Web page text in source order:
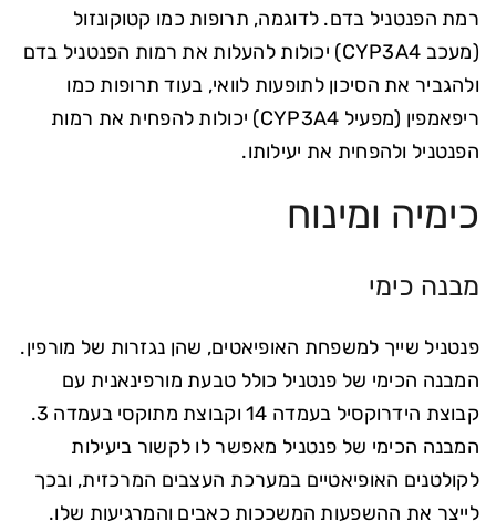
רמת הפנטניל בדם. לדוגמה, תרופות כמו קטוקונזול
(מעכב CYP3A4) יכולות להעלות את רמות הפנטניל בדם
ולהגביר את הסיכון לתופעות לוואי, בעוד תרופות כמו
ריפאמפין (מפעיל CYP3A4) יכולות להפחית את רמות
הפנטניל ולהפחית את יעילותו.
כימיה ומינוח
מבנה כימי
פנטניל שייך למשפחת האופיאטים, שהן נגזרות של מורפין.
המבנה הכימי של פנטניל כולל טבעת מורפינאנית עם
קבוצת הידרוקסיל בעמדה 14 וקבוצת מתוקסי בעמדה 3.
המבנה הכימי של פנטניל מאפשר לו לקשור ביעילות
לקולטנים האופיאטיים במערכת העצבים המרכזית, ובכך
לייצר את ההשפעות המשככות כאבים והמרגיעות שלו.